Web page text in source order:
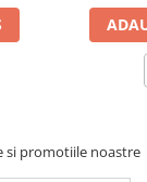
si promotiile noastre